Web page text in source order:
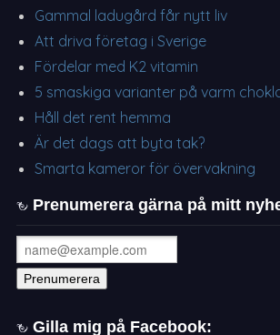
Gammal ladugård får nytt liv
Att driva företag i Sverige
Fördelar med K2 vitamin
5 smaskiga varianter på varm
Håll det rent hemma
Är det dags att byta tak?
Smarta kameror för övervakning
Prenumerera gärna på mitt
Gilla mig på Facebook: